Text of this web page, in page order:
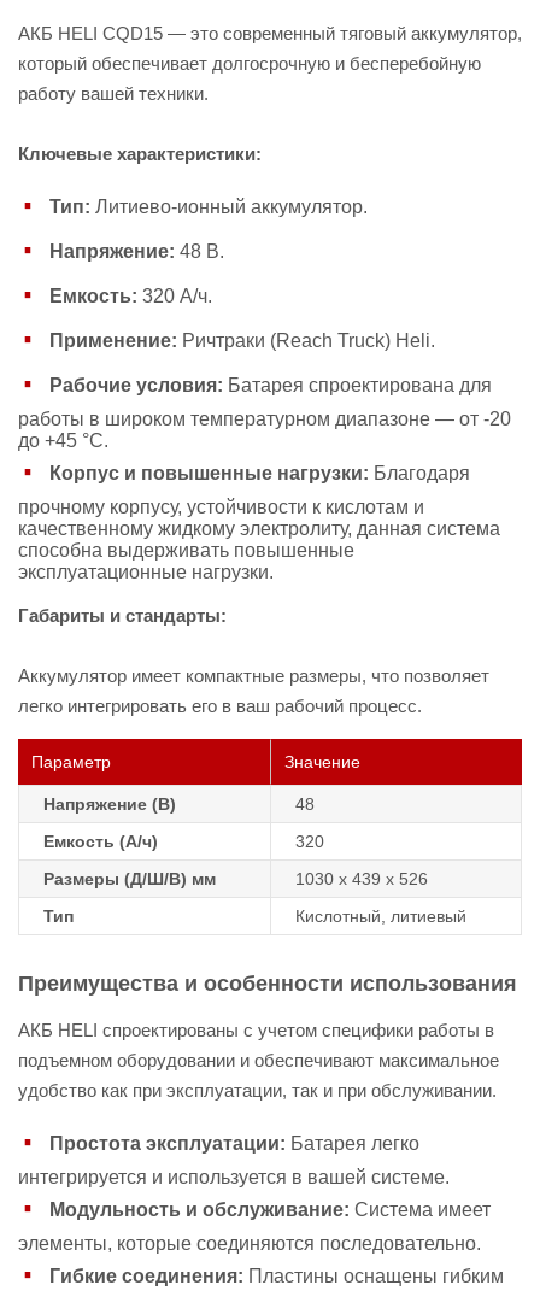
АКБ HELI CQD15 — это современный тяговый аккумулятор,
который обеспечивает долгосрочную и бесперебойную
работу вашей техники.
Ключевые характеристики:
Тип: Литиево-ионный аккумулятор.
Напряжение: 48 В.
Емкость: 320 А/ч.
Применение: Ричтраки (Reach Truck) Heli.
Рабочие условия: Батарея спроектирована для
работы в широком температурном диапазоне — от -20
до +45 °С.
Корпус и повышенные нагрузки: Благодаря
прочному корпусу, устойчивости к кислотам и
качественному жидкому электролиту, данная система
способна выдерживать повышенные
эксплуатационные нагрузки.
Габариты и стандарты:
Аккумулятор имеет компактные размеры, что позволяет
легко интегрировать его в ваш рабочий процесс.
Параметр Значение
Напряжение (В)
48
Емкость (А/ч)
320
Размеры (Д/Ш/В) мм
1030 x 439 x 526
Тип
Кислотный, литиевый
Преимущества и особенности использования
АКБ HELI спроектированы с учетом специфики работы в
подъемном оборудовании и обеспечивают максимальное
удобство как при эксплуатации, так и при обслуживании.
Простота эксплуатации: Батарея легко
интегрируется и используется в вашей системе.
Модульность и обслуживание: Система имеет
элементы, которые соединяются последовательно.
Гибкие соединения: Пластины оснащены гибким